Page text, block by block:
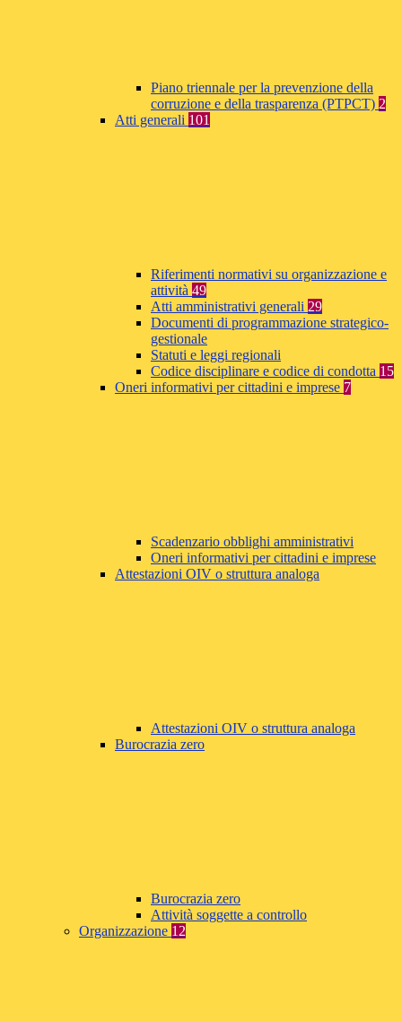
Piano triennale per la prevenzione della
corruzione e della trasparenza (PTPCT) 2
Atti generali 101
Riferimenti normativi su organizzazione e
attività 49
Atti amministrativi generali 29
Documenti di programmazione strategico-
gestionale
Statuti e leggi regionali
Codice disciplinare e codice di condotta 15
Oneri informativi per cittadini e imprese 7
Scadenzario obblighi amministrativi
Oneri informativi per cittadini e imprese
Attestazioni OIV o struttura analoga
Attestazioni OIV o struttura analoga
Burocrazia zero
Burocrazia zero
Attività soggette a controllo
Organizzazione 12